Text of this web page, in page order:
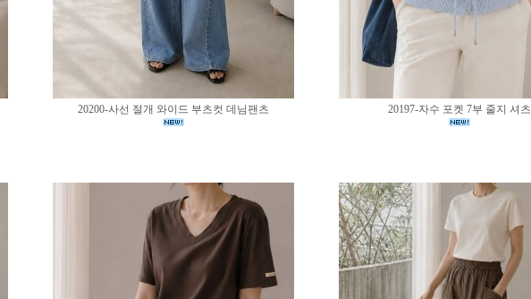
20200-사선 절개 와이드 부츠컷 데님팬츠 20197-자수 포켓 7부 줄지 셔츠